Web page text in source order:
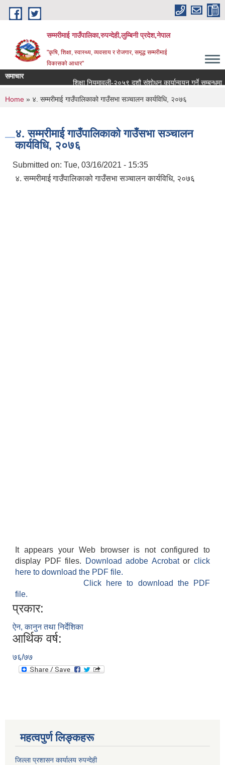
Skip to main content
सम्मरीमाई गाउँपालिका,रुपन्देही,लुम्बिनी प्रदेश,नेपाल
"कृषि, शिक्षा, स्वास्थ्य, व्यवसाय र रोजगार, समृद्ध सम्मरीमाई
विकासको आधार"
समाचार
शिक्षा नियमावली-२०५९ दशौ संशोधन कार्यान्वयन गर्ने सम्बन्धमा
You are here
Home » ४. सम्मरीमाई गाउँपालिकाको गाउँसभा सञ्चालन कार्यविधि, २०७६
४. सम्मरीमाई गाउँपालिकाको गाउँसभा सञ्चालन
कार्यविधि, २०७६
Submitted on: Tue, 03/16/2021 - 15:35
४. सम्मरीमाई गाउँपालिकाको गाउँसभा सञ्चालन कार्यविधि, २०७६
It appears your Web browser is not configured to
display PDF files.
Download adobe Acrobatorclick
here to download the PDF file.
Click here to download the PDF
file.
प्रकार:
ऐन, कानुन तथा निर्देशिका
आर्थिक वर्ष:
७६/७७
महत्वपुर्ण लिङ्कहरू
जिल्ला प्रशासन कार्यालय रुपन्देही